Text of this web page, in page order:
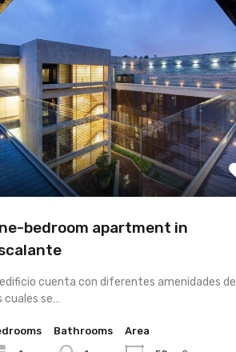
bedroom apartment in
edificio cuenta con diferentes amenidades de
cuales se…
Bathrooms
Area